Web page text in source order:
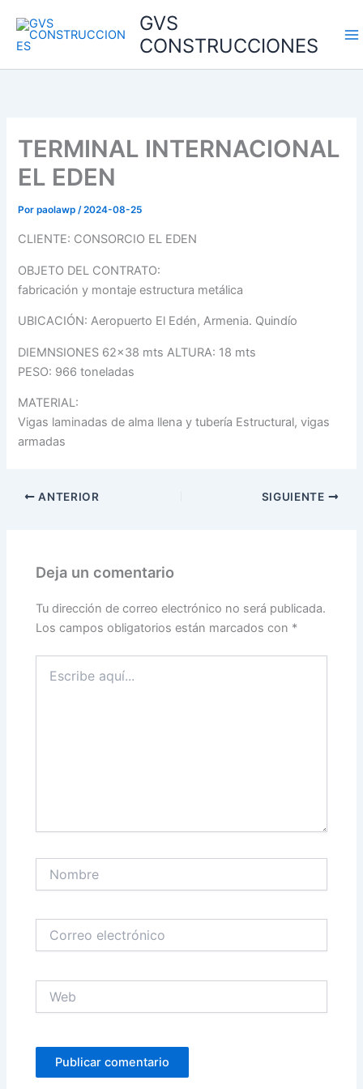
contenido
GVS
CONSTRUCCIONES
TERMINAL INTERNACIONAL
EL EDEN
Porpaolawp/2024-08-25
CLIENTE: CONSORCIO EL EDEN
OBJETO DEL CONTRATO:
fabricación y montaje estructura metálica
UBICACIÓN: Aeropuerto El Edén, Armenia. Quindío
DIEMNSIONES 62×38 mts ALTURA: 18 mts
PESO: 966 toneladas
MATERIAL:
Vigas laminadas de alma llena y tubería Estructural, vigas
armadas
ANTERIOR SIGUIENTE
Deja un comentario
Tu dirección de correo electrónico no será publicada.
Los campos obligatorios están marcados con *
aquí...
electrónico